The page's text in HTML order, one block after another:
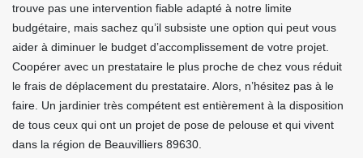
trouve pas une intervention fiable adapté à notre limite
budgétaire, mais sachez qu’il subsiste une option qui peut vous
aider à diminuer le budget d’accomplissement de votre projet.
Coopérer avec un prestataire le plus proche de chez vous réduit
le frais de déplacement du prestataire. Alors, n’hésitez pas à le
faire. Un jardinier très compétent est entièrement à la disposition
de tous ceux qui ont un projet de pose de pelouse et qui vivent
dans la région de Beauvilliers 89630.